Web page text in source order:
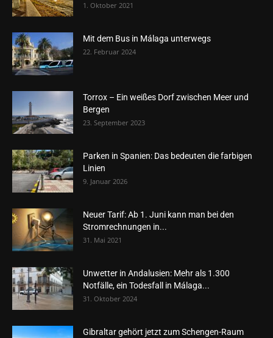
1. Oktober 2021
Mit dem Bus in Málaga unterwegs
22. Februar 2024
Torrox – Ein weißes Dorf zwischen Meer und
Bergen
23. September 2023
Parken in Spanien: Das bedeuten die farbigen
Linien
9. Januar 2026
Neuer Tarif: Ab 1. Juni kann man bei den
Stromrechnungen in...
31. Mai 2021
Unwetter in Andalusien: Mehr als 1.300
Notfälle, ein Todesfall in Málaga...
31. Oktober 2024
Gibraltar gehört jetzt zum Schengen-Raum